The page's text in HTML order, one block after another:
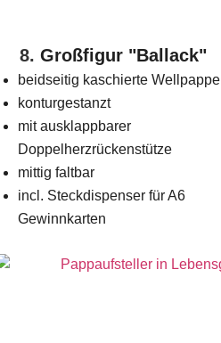
8. Großfigur "Ballack"
beidseitig kaschierte Wellpappe
konturgestanzt
mit ausklappbarer
Doppelherzrückenstütze
mittig faltbar
incl. Steckdispenser für A6
Gewinnkarten